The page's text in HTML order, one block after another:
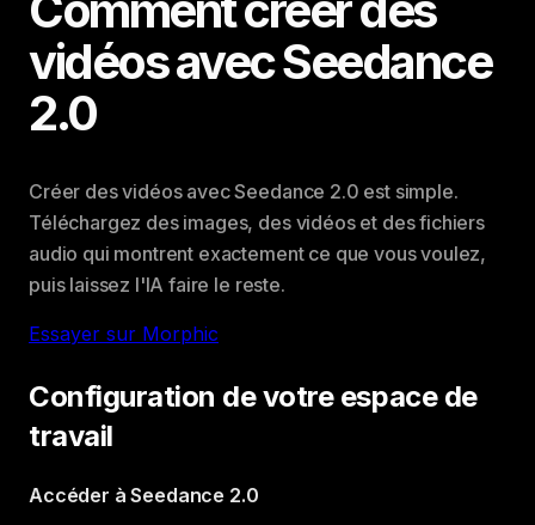
vidéos avec Seedance
2.0
Créer des vidéos avec Seedance 2.0 est simple.
Téléchargez des images, des vidéos et des fichiers
audio qui montrent exactement ce que vous voulez,
puis laissez l'IA faire le reste.
Essayer sur Morphic
Configuration de votre espace de
travail
Accéder à Seedance 2.0